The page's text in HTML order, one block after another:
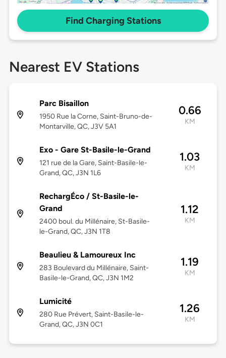
Find Charging Stations
Nearest EV Stations
Parc Bisaillon
1950 Rue la Corne, Saint-Bruno-de-
Montarville, QC, J3V 5A1
0.66
KM
Exo - Gare St-Basile-le-Grand
121 rue de la Gare, Saint-Basile-le-
Grand, QC, J3N 1L6
1.03
KM
RechargÉco / St-Basile-le-
Grand
2400 boul. du Millénaire, St-Basile-
le-Grand, QC, J3N 1T8
1.12
KM
Beaulieu & Lamoureux Inc
283 Boulevard du Millénaire, Saint-
Basile-le-Grand, QC, J3N 1M2
1.19
KM
Lumicité
280 Rue Prévert, Saint-Basile-le-
Grand, QC, J3N 0C1
1.26
KM